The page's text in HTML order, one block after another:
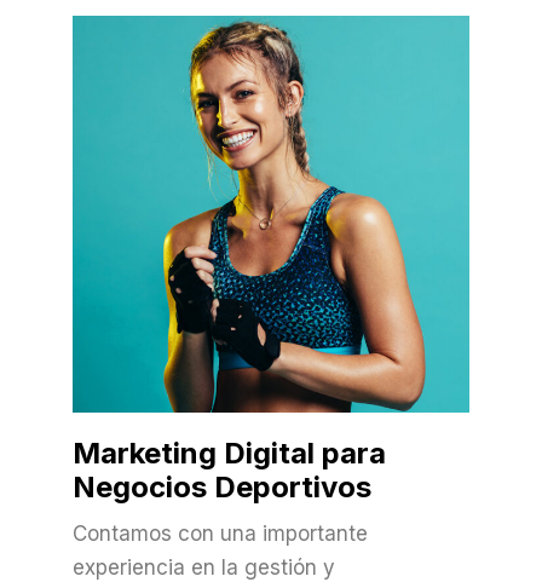
Marketing Digital para
Negocios Deportivos
Contamos con una importante
experiencia en la gestión y